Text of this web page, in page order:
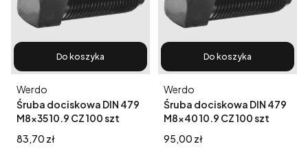
Do koszyka
Śruba dociskowa DIN 479
M8x35 10.9 CZ 100 szt
Producent
Werdo
Cena
83,70 zł
Do koszyka
Śruba dociskowa DIN 479
M8x40 10.9 CZ 100 szt
Producent
Werdo
Cena
95,00 zł